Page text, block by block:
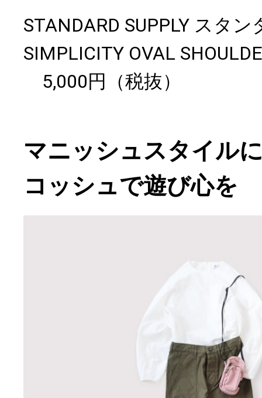
STANDARD SUPPLY スタ
SIMPLICITY OVAL
5,000円（税抜）
マニッシュスタイル
コッシュで遊び心を